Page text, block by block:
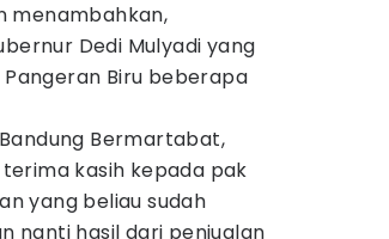
menambahkan,
Dedi Mulyadi yang
Biru beberapa
Bermartabat,
kasih kepada pak
yang beliau sudah
nanti hasil dari penjualan